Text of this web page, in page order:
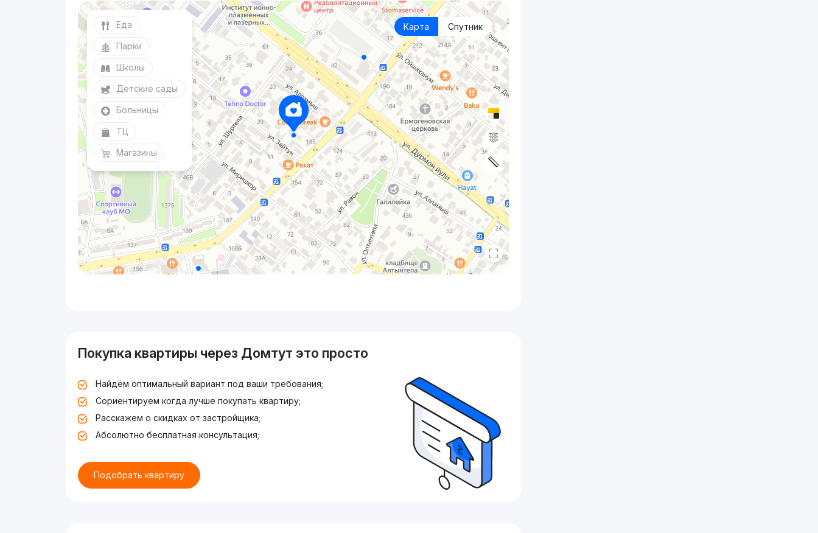
Карта Спутник
Еда
Парки
Школы
Детские сады
Больницы
ТЦ
Магазины
Покупка квартиры через Домтут это просто
Найдём оптимальный вариант под ваши требования;
Сориентируем когда лучше покупать квартиру;
Расскажем о скидках от застройщика;
Абсолютно бесплатная консультация;
Подобрать квартиру